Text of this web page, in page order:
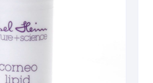
NewLife nutrition